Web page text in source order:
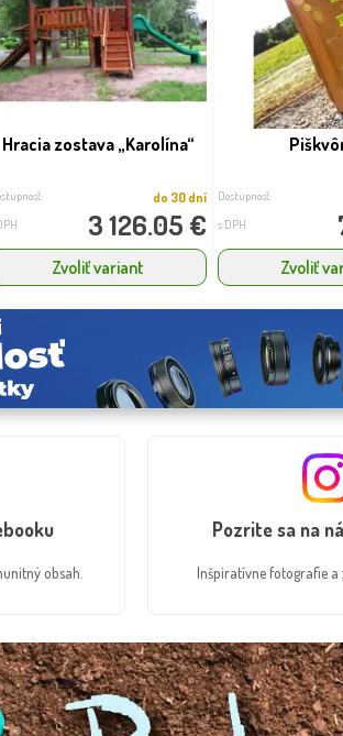
Hracia zostava „Karolína“
do 30 dní
3 126.05 €
Zvoliť variant
Dostupnosť:
s DPH
Zvoliť
obsah.
Pozrite sa na
Inšpiratívne fotografie a